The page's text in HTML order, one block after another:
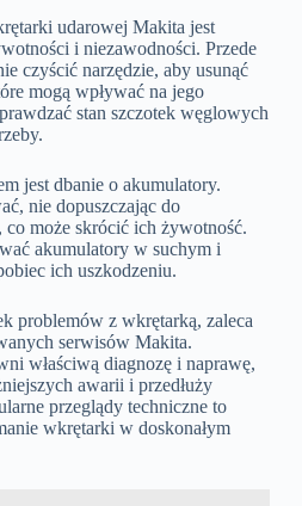
udarowej Makita jest
i niezawodności. Przede
czyścić narzędzie, aby usunąć
mogą wpływać na jego
stan szczotek węglowych
jest dbanie o akumulatory.
nie dopuszczając do
co może skrócić ich żywotność.
akumulatory w suchym i
ich uszkodzeniu.
problemów z wkrętarką, zaleca
serwisów Makita.
właściwą diagnozę i naprawę,
awarii i przedłuży
przeglądy techniczne to
wkrętarki w doskonałym